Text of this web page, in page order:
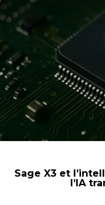
Sage X3 et
l’IA